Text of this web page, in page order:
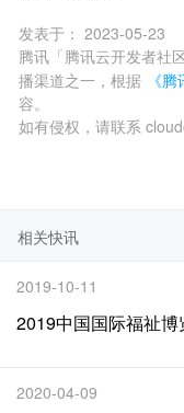
发表于： 2023-05-23
腾讯「腾讯云开发者社
播渠道之一，根据
《
容。
如有侵权，请联系
相关快讯
2019-10-11
2019中国国际福祉博
2020-04-09